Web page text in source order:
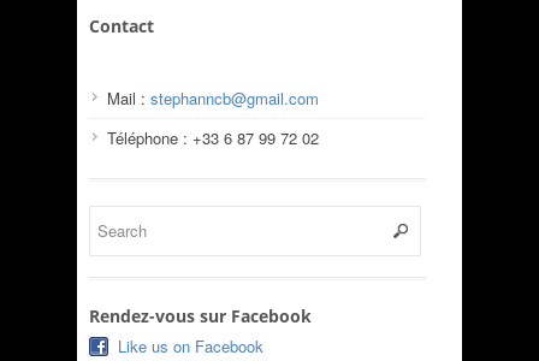
Contact
Mail : stephanncb@gmail.com
Téléphone : +33 6 87 99 72 02
Rendez-vous sur Facebook
Like us on Facebook